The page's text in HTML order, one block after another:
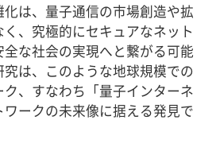
は、量子通信の市場創造や拡
、究極的にセキュアなネット
な社会の実現へと繋がる可能
は、このような地球規模での
、すなわち「量子インターネ
ークの未来像に据える発見で